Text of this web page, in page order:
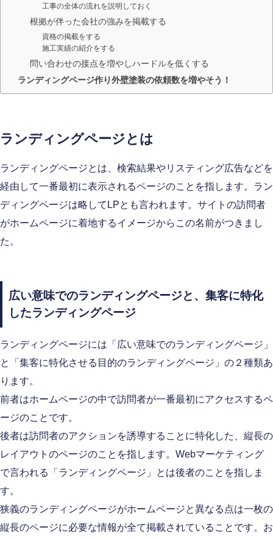
工事の全体の流れを説明しておく
根拠が伴った会社の強みを掲載する
資格の掲載をする
施工実績の紹介をする
問い合わせの接点を増やしハードルを低くする
ランディングページ作り外壁塗装の依頼数を増やそう！
ランディングページとは
ランディングページとは、検索結果やリスティング広告などを
経由して一番最初に表示されるページのことを指します。ラン
ディングページは略してLPとも言われます。サイトの訪問者
がホームページに着地するイメージからこの名前がつきまし
た。
広い意味でのランディングページと、集客に特化
したランディングページ
ランディングページには「広い意味でのランディングページ」
と「集客に特化させる目的のランディングページ」の２種類あ
ります。
前者はホームページの中で訪問者が一番最初にアクセスするペ
ージのことです。
後者は訪問者のアクションを誘導することに特化した、縦長の
レイアウトのページのことを指します。Webマーケティング
で言われる「ランディングページ」とは後者のことを指しま
す。
狭義のランディングページがホームページと異なる点は一枚の
縦長のページに必要な情報が全て掲載されていることです。お